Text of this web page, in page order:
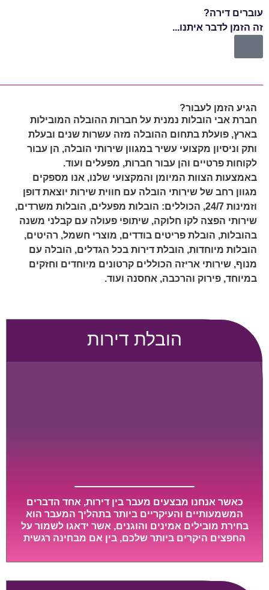
עוברים דירה?
זה הזמן לדבר איתנו...
הובלת דירות
כאשר אנחנו מבצעים מעבר בין דירות, אחד הדברים
המשמעותיים והעיקריים ביותר בתהליך המעבר הוא
בחירת מובילים אמינים והוגנים, אשר ידאגו לשמור על
החפצים היקרים ביותר שלכם, בין אם מבחינה רגשית
וללא נזקים מיותרים, אשר תקל על תהליך המעבר כמה
הגיע הזמן לעבור?
חברת אבי הובלות נמנית על חברות ההובלה המובילות
בארץ, פועלת בתחום ההובלה מזה עשרות שנים ובעלת
ותק וניסיון מקצועי עשיר במגוון שירותי הובלה, הן עבור
לקוחות פרטיים והן עבור חברות, מפעלים ועוד.
באמצעות הצוות המיומן והמקצועי שלנו, אנו מספקים
מגוון רחב של שירותי הובלה עם חווית שירות יוצאת דופן
וזמינות 24/7, הכוללים: הובלות מפעלים, הובלות משרדים,
שירותי הפצה לקו חלוקה, שיתופי פעולה עם קבלני משנה
בהובלות, הובלת פריטים בודדים, מוצרי חשמל, רהיטים,
הובלות מיוחדות, הובלת דירות בכל הגדלים, הובלה עם
מנוף, שירותי אריזה הכוללים קרטונים מיוחדים וחזקים
במיוחד, פירוק והרכבה, אחסנה ועוד.